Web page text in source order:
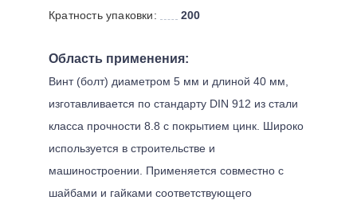
Кратность упаковки: 200
Область применения:
Винт (болт) диаметром 5 мм и длиной 40 мм,
изготавливается по стандарту DIN 912 из стали
класса прочности 8.8 с покрытием цинк. Широко
используется в строительстве и
машиностроении. Применяется совместно с
шайбами и гайками соответствующего